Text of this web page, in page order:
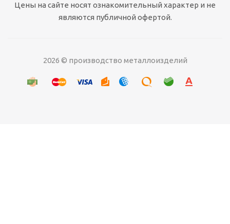
Цены на сайте носят ознакомительный характер и не
являются публичной офертой.
2026 © производство металлоизделий